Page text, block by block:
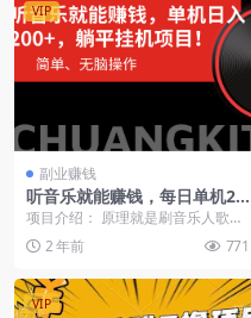
VIP
副业赚钱
听音乐就能赚钱，每日单机20
0+
项目介绍： 原理就是刷音乐人歌单
的播放量，我们只需要用大量小号
去给自己音乐人歌单...
2 年前 771
VIP